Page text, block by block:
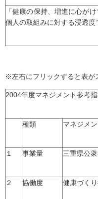
「健康の保持、増進に心が
個人の取組みに対する浸透度
※左右にフリックすると表が
2004年度マネジメント参考
種類 マネジメ
１ 事業量 三重県公
２ 協働度 健康づく